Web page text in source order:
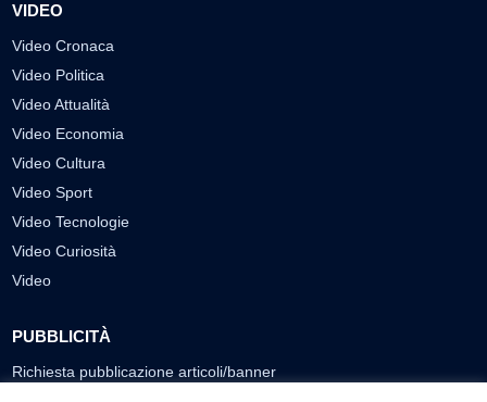
VIDEO
Video Cronaca
Video Politica
Video Attualità
Video Economia
Video Cultura
Video Sport
Video Tecnologie
Video Curiosità
Video
PUBBLICITÀ
Richiesta pubblicazione articoli/banner